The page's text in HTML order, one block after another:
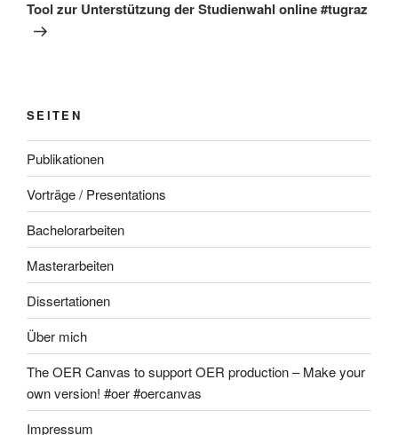
Tool zur Unterstützung der Studienwahl online #tugraz
SEITEN
Publikationen
Vorträge / Presentations
Bachelorarbeiten
Masterarbeiten
Dissertationen
Über mich
The OER Canvas to support OER production – Make your
own version! #oer #oercanvas
Impressum